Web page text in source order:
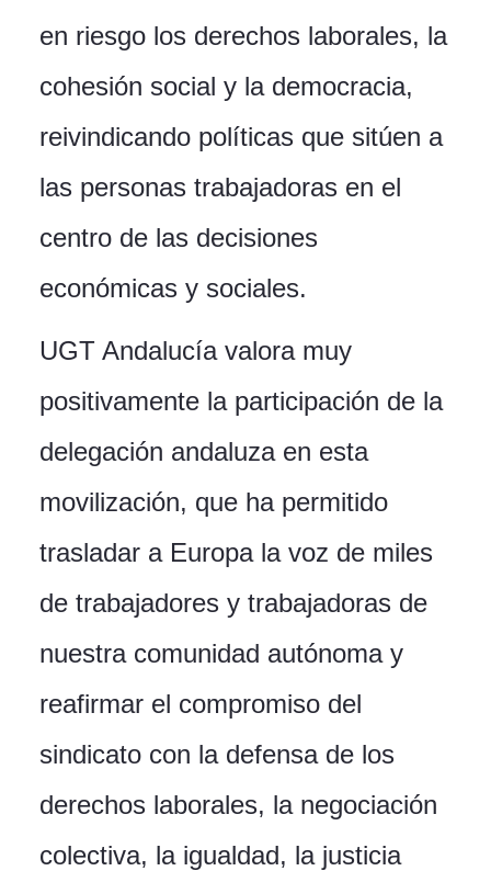
en riesgo los derechos laborales, la
cohesión social y la democracia,
reivindicando políticas que sitúen a
las personas trabajadoras en el
centro de las decisiones
económicas y sociales.
UGT Andalucía valora muy
positivamente la participación de la
delegación andaluza en esta
movilización, que ha permitido
trasladar a Europa la voz de miles
de trabajadores y trabajadoras de
nuestra comunidad autónoma y
reafirmar el compromiso del
sindicato con la defensa de los
derechos laborales, la negociación
colectiva, la igualdad, la justicia